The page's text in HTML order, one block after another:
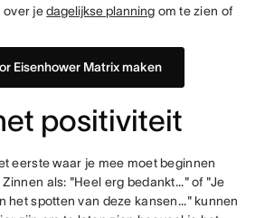
over jedagelijkse planning om te zien of
Eisenhower Matrix maken
positiviteit
eerste waar je mee moet beginnen
als: "Heel erg bedankt..." of "Je
het spotten van deze kansen..." kunnen